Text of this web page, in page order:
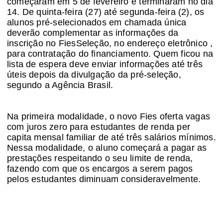
14. De quinta-feira (27) até segunda-feira (2), os
alunos pré-selecionados em chamada única
deverão complementar as informações da
inscrição no FiesSeleção, no endereço eletrônico ,
para contratação do financiamento. Quem ficou na
lista de espera deve enviar informações até três
úteis depois da divulgação da pré-seleção,
segundo a Agência Brasil.
Na primeira modalidade, o novo Fies oferta vagas
com juros zero para estudantes de renda per
capita mensal familiar de até três salários mínimos.
Nessa modalidade, o aluno começará a pagar as
prestações respeitando o seu limite de renda,
fazendo com que os encargos a serem pagos
pelos estudantes diminuam consideravelmente.